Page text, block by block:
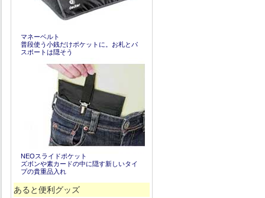
マネーベルト
普段使う小銭だけポケットに。お札とパ
スポートは隠そう
NEOスライドポケット
ズボンや素カードの中に隠す新しいタイ
プの貴重品入れ
あると便利グッズ